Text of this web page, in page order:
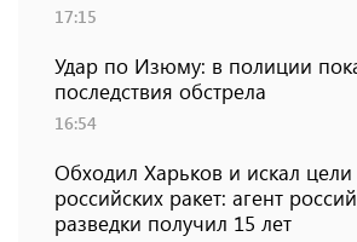
17:15
Удар по Изюму: в полиции
последствия обстрела
16:54
Обходил Харьков и искал цели
российских ракет: агент
разведки получил 15 лет